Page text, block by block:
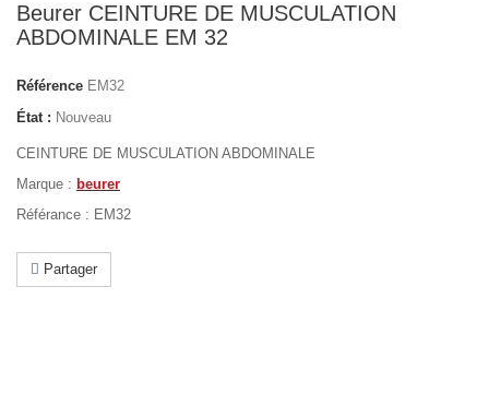
Beurer CEINTURE DE MUSCULATION
ABDOMINALE EM 32
Référence EM32
État : Nouveau
CEINTURE DE MUSCULATION ABDOMINALE
Marque : beurer
Référance : EM32
Partager